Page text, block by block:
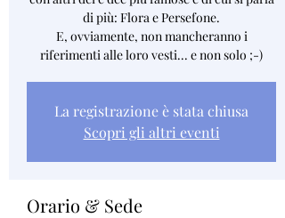
di più: Flora e Persefone.
E, ovviamente, non mancheranno i
riferimenti alle loro vesti... e non solo ;-)
La registrazione è stata chiusa
Scopri gli altri eventi
Orario & Sede